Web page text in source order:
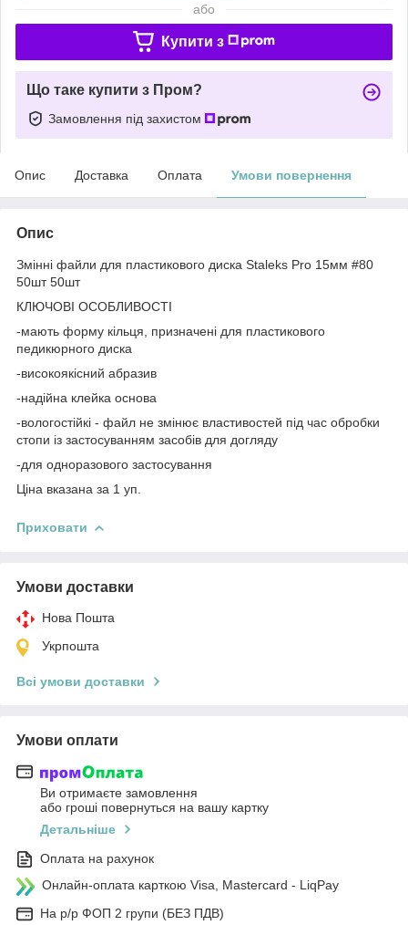
або
Купити з
Що таке купити з Пром?
Замовлення під захистом
Опис Доставка Оплата Умови повернення
Опис
Змінні файли для пластикового диска Staleks Pro 15мм #80
50шт 50шт
КЛЮЧОВІ ОСОБЛИВОСТІ
-мають форму кільця, призначені для пластикового
педикюрного диска
-високоякісний абразив
-надійна клейка основа
-вологостійкі - файл не змінює властивостей під час обробки
стопи із застосуванням засобів для догляду
-для одноразового застосування
Ціна вказана за 1 уп.
Приховати
Умови доставки
Нова Пошта
Укрпошта
Всі умови доставки
Умови оплати
Ви отримаєте замовлення
або гроші повернуться на вашу картку
Детальніше
Оплата на рахунок
Онлайн-оплата карткою Visa, Mastercard - LiqPay
На р/р ФОП 2 групи (БЕЗ ПДВ)